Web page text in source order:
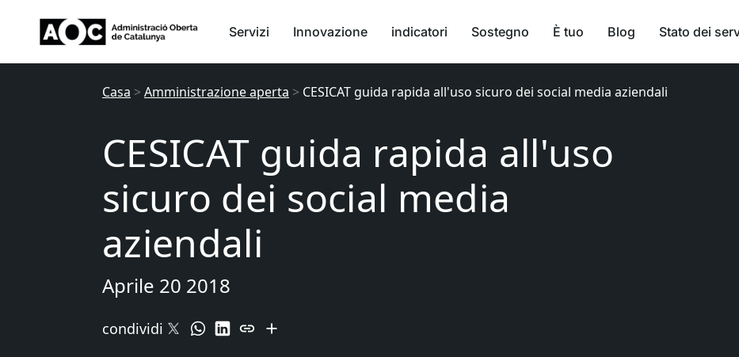
Servizi Innovazione indicatori Sostegno È tuo Blog Stato dei
Casa >Amministrazione aperta > CESICAT guida rapida all'uso sicuro dei social media aziendali
CESICAT guida rapida all'uso
sicuro dei social media
aziendali
Aprile 20 2018
condividi